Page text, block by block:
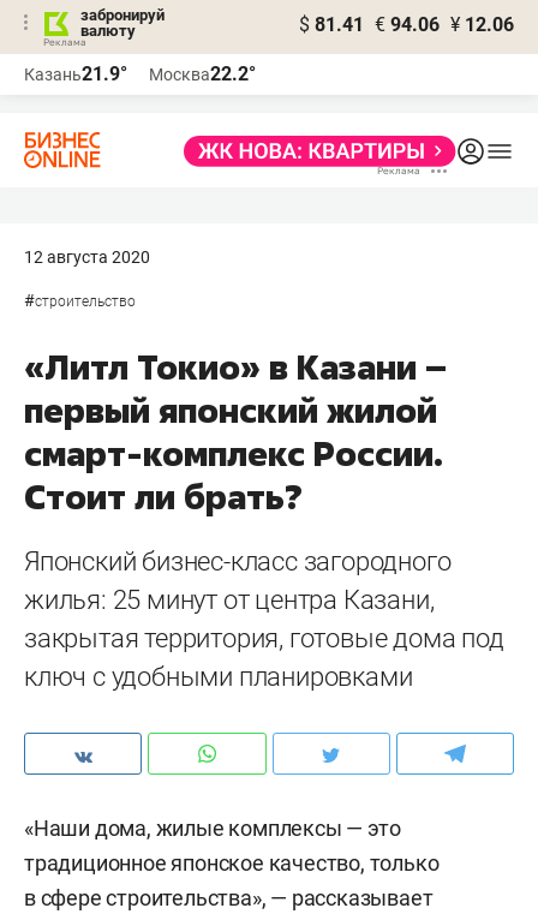
забронируй
валюту
$ 81.41 € 94.06 ¥ 12.06
Казань21.9° Москва22.2°
12 августа 2020
#строительство
«Литл Токио» в Казани –
первый японский жилой
смарт-комплекс России.
Стоит ли брать?
Японский бизнес-класс загородного
жилья: 25 минут от центра Казани,
закрытая территория, готовые дома под
ключ с удобными планировками
«Наши дома, жилые комплексы — это
традиционное японское качество, только
в сфере строительства», — рассказывает